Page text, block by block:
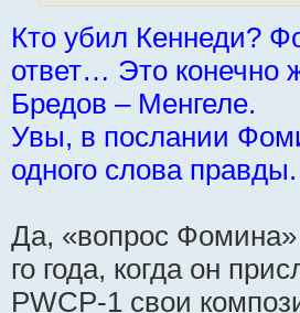
Кто убил Кеннеди?
ответ… Это конечно
Бредов – Менгеле.
Увы, в послании
одного слова правды.
Да, «вопрос Фомина»
го года, когда он
PWCP-1 свои